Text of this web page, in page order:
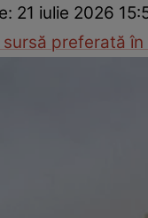
21 iulie 2026
preferată în